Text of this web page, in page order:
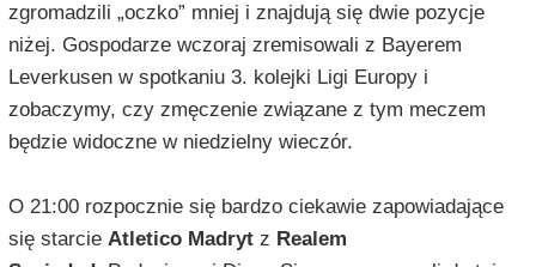
zgromadzili „oczko” mniej i znajdują się dwie pozycje
niżej. Gospodarze wczoraj zremisowali z Bayerem
Leverkusen w spotkaniu 3. kolejki Ligi Europy i
zobaczymy, czy zmęczenie związane z tym meczem
będzie widoczne w niedzielny wieczór.
O 21:00 rozpocznie się bardzo ciekawie zapowiadające
się starcie Atletico Madrytz Realem